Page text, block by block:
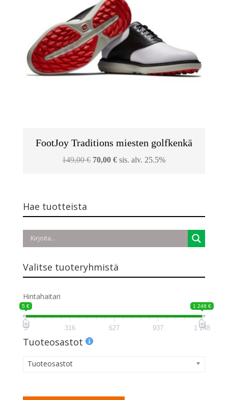
FootJoy Traditions miesten golfkenkä
149,00€ Alkuperäinen
70,00€Nykyinen
sis. alv. 25.5%
Hae tuotteista
Valitse tuoteryhmistä
Hintahaitari
5 € 1 248 €
5 316 627 937 1 248
Tuoteosastot
Tuoteosastot